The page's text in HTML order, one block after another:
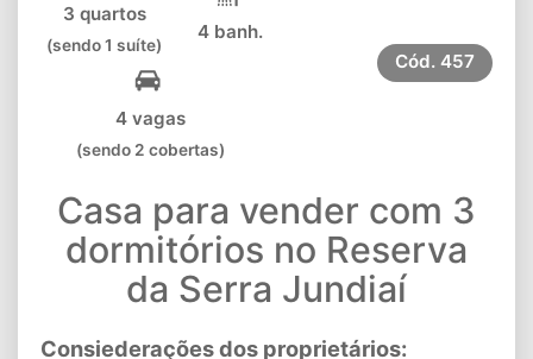
3 quartos
(sendo 1 suíte)
4 banh.
4 vagas
(sendo 2 cobertas)
Cód. 457
Casa para vender com 3
dormitórios no Reserva
da Serra Jundiaí
Consiederações dos proprietários: